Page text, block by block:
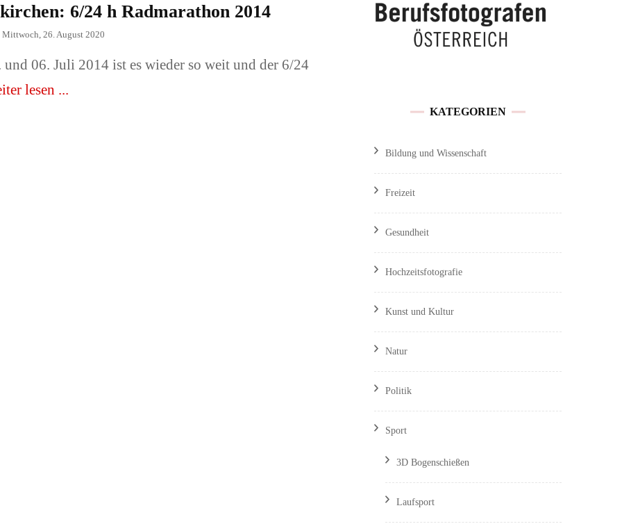
Sonstiges
📞Preise & Fotograf
Referenzen und
6/24 h Radmarathon 2014
Mittwoch, 26. August 2020
und 06. Juli 2014 ist es wieder so weit und der 6/24
lesen ...
KATEGORIEN
Bildung und Wissenschaft
Freizeit
Gesundheit
Hochzeitsfotografie
Kunst und Kultur
Natur
Politik
Sport
3D Bogenschießen
Laufsport